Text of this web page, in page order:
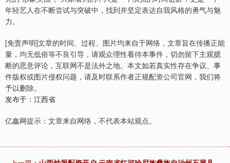
年轻艺人在不断尝试与突破中，找到并坚定表达自我风格的勇气与魅
力。
[免责声明]文章的时间、过程、图片均来自于网络，文章旨在传播正能
量，均无低俗等不良引导，请观众理性看待本事件，切勿留下主观臆
断的恶意评论，互联网不是法外之地。本文如若真实性存在争议、事
件版权或图片侵权问题，请及时联系作者正规配资公司官网，我们将
予以删除。
发布于：江西省
亿鑫网提示：文章来自网络，不代表本站观点。